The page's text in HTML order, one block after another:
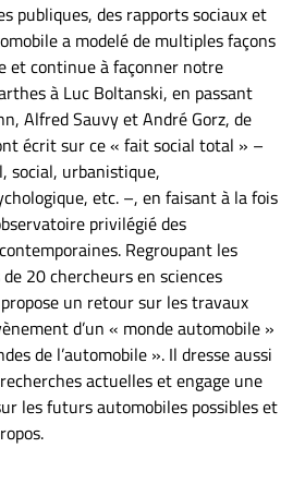
publiques, des rapports sociaux et
a modelé de multiples façons
et continue à façonner notre
à Luc Boltanski, en passant
Alfred Sauvy et André Gorz, de
écrit sur ce « fait social total » –
social, urbanistique,
etc. –, en faisant à la fois
privilégié des
Regroupant les
20 chercheurs en sciences
un retour sur les travaux
d’un « monde automobile »
de l’automobile ». Il dresse aussi
actuelles et engage une
les futurs automobiles possibles et